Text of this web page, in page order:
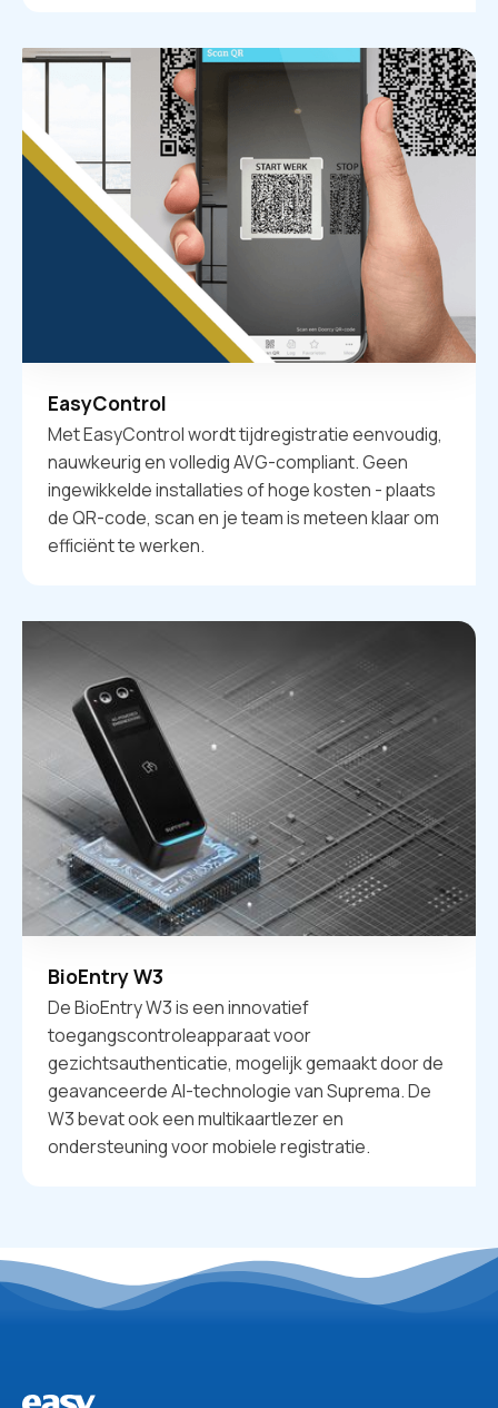
EasyControl
Met EasyControl wordt tijdregistratie eenvoudig,
nauwkeurig en volledig AVG-compliant. Geen
ingewikkelde installaties of hoge kosten - plaats
de QR-code, scan en je team is meteen klaar om
efficiënt te werken.
BioEntry W3
De BioEntry W3 is een innovatief
toegangscontroleapparaat voor
gezichtsauthenticatie, mogelijk gemaakt door de
geavanceerde AI-technologie van Suprema. De
W3 bevat ook een multikaartlezer en
ondersteuning voor mobiele registratie.